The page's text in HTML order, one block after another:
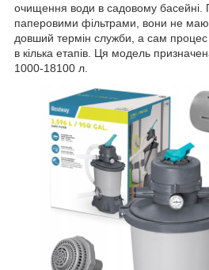
очищення води в садовому басейні.
паперовими фільтрами, вони не
довший термін служби, а сам процес
в кілька етапів. Ця модель
1000-18100 л.